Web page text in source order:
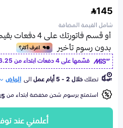
145
شامل القيمة المضافة
قسّمها على 4 دفعات ابتداء من
تصلكخلال 2 - 5 أيام عمل الى الرياض
استمتع برسوم شحن مخفضة ابتداء من
أعلمني عند